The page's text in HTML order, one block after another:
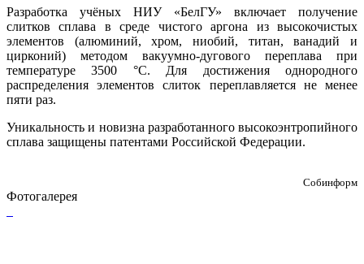
Разработка учёных НИУ «БелГУ» включает получение
слитков сплава в среде чистого аргона из высокочистых
элементов (алюминий, хром, ниобий, титан, ванадий и
цирконий) методом вакуумно-дугового переплава при
температуре 3500 °C. Для достижения однородного
распределения элементов слиток переплавляется не менее
пяти раз.
Уникальность и новизна разработанного высокоэнтропийного
сплава защищены патентами Российской Федерации.
Собинформ
Фотогалерея